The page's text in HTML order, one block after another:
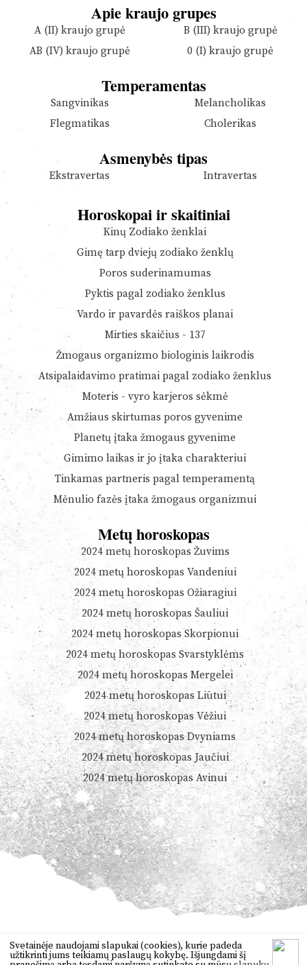
Svetainėje naudojami slapukai (cookies), kurie padeda
užtikrinti jums teikiamų paslaugų kokybę. Išjungdami šį
Apie kraujo grupes
A (II) kraujo grupė
B (III) kraujo grupė
AB (IV) kraujo grupė
0 (I) kraujo grupė
Temperamentas
Sangvinikas
Melancholikas
Flegmatikas
Cholerikas
Asmenybės tipas
Ekstravertas Intravertas
Horoskopai ir skaitiniai
Kinų Zodiako ženklai
Gimę tarp dviejų zodiako ženklų
Poros suderinamumas
Pyktis pagal zodiako ženklus
Vardo ir pavardės raiškos planai
Mirties skaičius - 137
Žmogaus organizmo biologinis laikrodis
Atsipalaidavimo pratimai pagal zodiako ženklus
Moteris - vyro karjeros sėkmė
Amžiaus skirtumas poros gyvenime
Planetų įtaka žmogaus gyvenime
Gimimo laikas ir jo įtaka charakteriui
Tinkamas partneris pagal temperamentą
Mėnulio fazės įtaka žmogaus organizmui
Metų horoskopas
2024 metų horoskopas Žuvims
2024 metų horoskopas Vandeniui
2024 metų horoskopas Ožiaragiui
2024 metų horoskopas Šauliui
2024 metų horoskopas Skorpionui
2024 metų horoskopas Svarstyklėms
2024 metų horoskopas Mergelei
2024 metų horoskopas Liūtui
2024 metų horoskopas Vėžiui
2024 metų horoskopas Dvyniams
2024 metų horoskopas Jaučiui
2024 metų horoskopas Avinui
© 2026Dienoshoroskopas.lt
Orai,anekdotai,vertimas ,žaidimai